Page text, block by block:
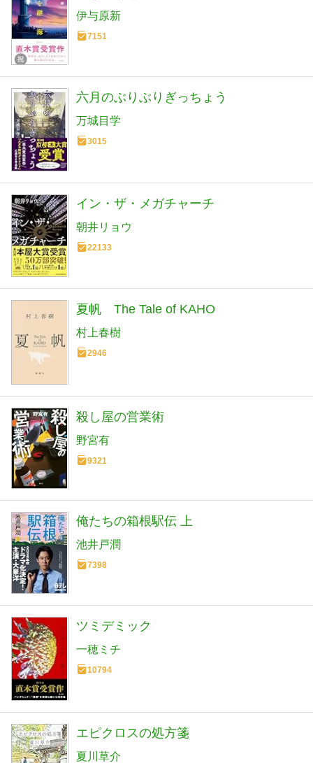
伊与原新
7151
六月のぶりぶりぎっちょう
万城目学
3015
イン・ザ・メガチャーチ
朝井リョウ
22133
夏帆 The Tale of KAHO
村上春樹
2946
殺し屋の営業術
野宮有
9321
俺たちの箱根駅伝 上
池井戸潤
7398
ツミデミック
一穂ミチ
10794
エピクロスの処方箋
夏川草介